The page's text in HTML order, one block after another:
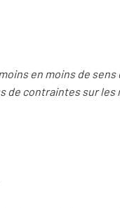
en moins de
de contraintes sur les